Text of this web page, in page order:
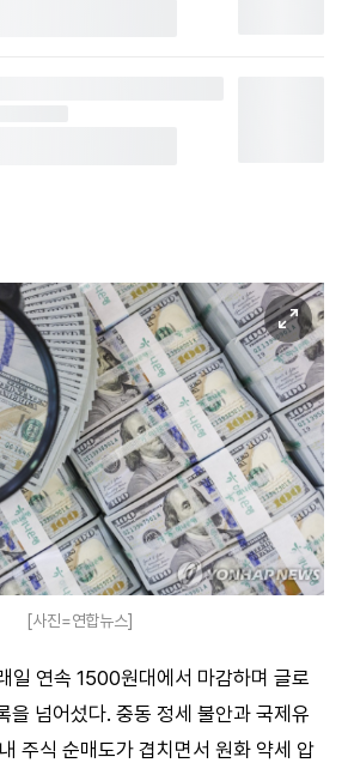
[사진=연합뉴스]
일 연속 1500원대에서 마감하며 글로
을 넘어섰다. 중동 정세 불안과 국제유
주식 순매도가 겹치면서 원화 약세 압